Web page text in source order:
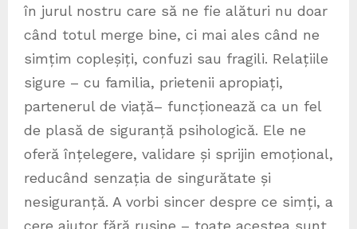
în jurul nostru care să ne fie alături nu doar
când totul merge bine, ci mai ales când ne
simțim copleșiți, confuzi sau fragili. Relațiile
sigure – cu familia, prietenii apropiați,
partenerul de viață– funcționează ca un fel
de plasă de siguranță psihologică. Ele ne
oferă înțelegere, validare și sprijin emoțional,
reducând senzația de singurătate și
nesiguranță. A vorbi sincer despre ce simți, a